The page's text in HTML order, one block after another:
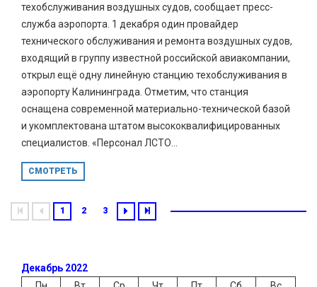
техобслуживания воздушных судов, сообщает пресс-
служба аэропорта. 1 декабря один провайдер
технического обслуживания и ремонта воздушных судов,
входящий в группу известной российской авиакомпании,
открыл ещё одну линейную станцию техобслуживания в
аэропорту Калининграда. Отметим, что станция
оснащена современной материально-технической базой
и укомплектована штатом высококвалифицированных
специалистов. «Персонал ЛСТО...
СМОТРЕТЬ
1 2 3
Декабрь 2022